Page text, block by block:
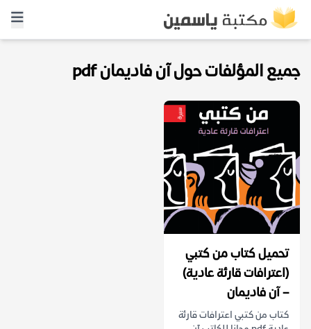
جميع المؤلفات حول آن فاديمان pdf
تحميل كتاب من كتبي
(اعترافات قارئة عادية)
– آن فاديمان
كتاب من كتبي اعترافات قارئة